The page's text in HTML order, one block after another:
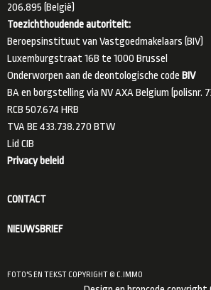
206.895 (België)
Toezichthoudende autoriteit:
Beroepsinstituut van Vastgoedmakelaars (BIV)
Luxemburgstraat 16B te 1000 Brussel
Onderworpen aan de deontologische code BIV
BA en borgstelling via NV AXA Belgium (polisnr.
RCB 507.674 HRB
TVA BE 433.738.270 BTW
Lid CIB
Privacy beleid
CONTACT
NIEUWSBRIEF
FOTO'S EN TEKST COPYRIGHT © C.IMMO